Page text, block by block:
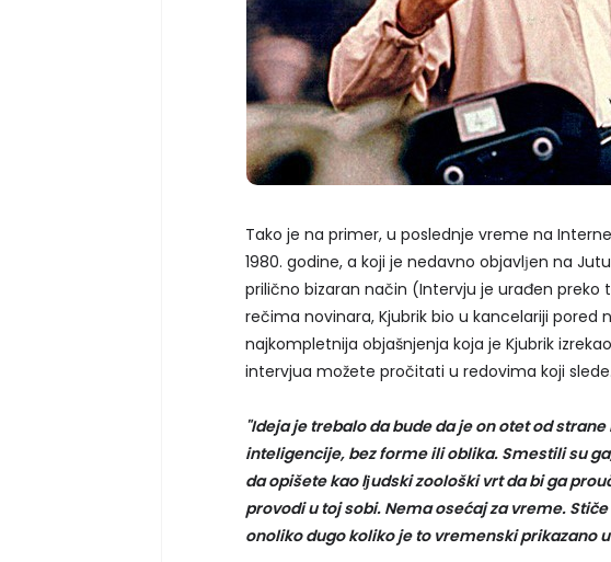
Tako je na primer, u poslednje vreme na
1980. godine, a koji je nedavno objavlјen na
prilično bizaran način (Intervju je urađen
rečima novinara, Kjubrik bio u kancelariji pored
najkompletnija objašnjenja koja je Kjubrik
intervjua možete pročitati u redovima koji slede.
"Ideja je trebalo da bude da je on otet od
inteligencije, bez forme ili oblika. Smestili su
da opišete kao lјudski zoološki vrt da bi ga
provodi u toj sobi. Nema osećaj za vreme.
onoliko dugo koliko je to vremenski prikazano